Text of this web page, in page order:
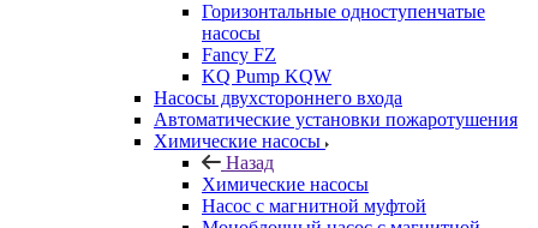
Горизонтальные одноступенчатые
насосы
Fancy FZ
KQ Pump KQW
Насосы двухстороннего входа
Автоматические установки пожаротушения
Химические насосы
Назад
Химические насосы
Насос с магнитной муфтой